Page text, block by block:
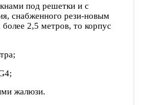
под решетки и с
снабженного рези-новым
2,5 метров, то корпус
жалюзи.